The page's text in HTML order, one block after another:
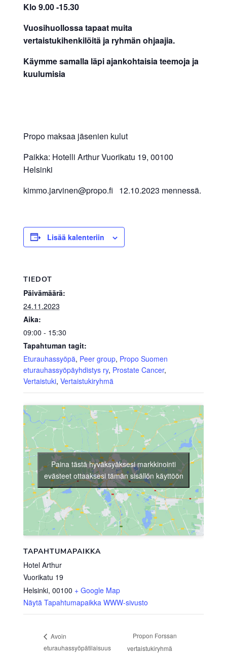
Klo 9.00 -15.30
Vuosihuollossa tapaat muita
vertaistukihenkilöitä ja ryhmän ohjaajia.
Käymme samalla läpi ajankohtaisia teemoja ja
kuulumisia
Propo maksaa jäsenien kulut
Paikka: Hotelli Arthur Vuorikatu 19, 00100
Helsinki
kimmo.jarvinen@propo.fi 12.10.2023 mennessä.
Lisää kalenteriin
TIEDOT
Päivämäärä:
24.11.2023
Aika:
09:00 - 15:30
Tapahtuman tagit:
Eturauhassyöpä, Peer group, Propo Suomen
eturauhassyöpäyhdistys ry, Prostate Cancer,
Vertaistuki, Vertaistukiryhmä
TAPAHTUMAPAIKKA
Hotel Arthur
Vuorikatu 19
Helsinki, 00100 + Google Map
Näytä Tapahtumapaikka WWW-sivusto
Paina tästä hyväksyäksesi markkinointi
evästeet ottaaksesi tämän sisällön käyttöön
Avoin
eturauhassyöpätilaisuus
Propon Forssan
vertaistukiryhmä